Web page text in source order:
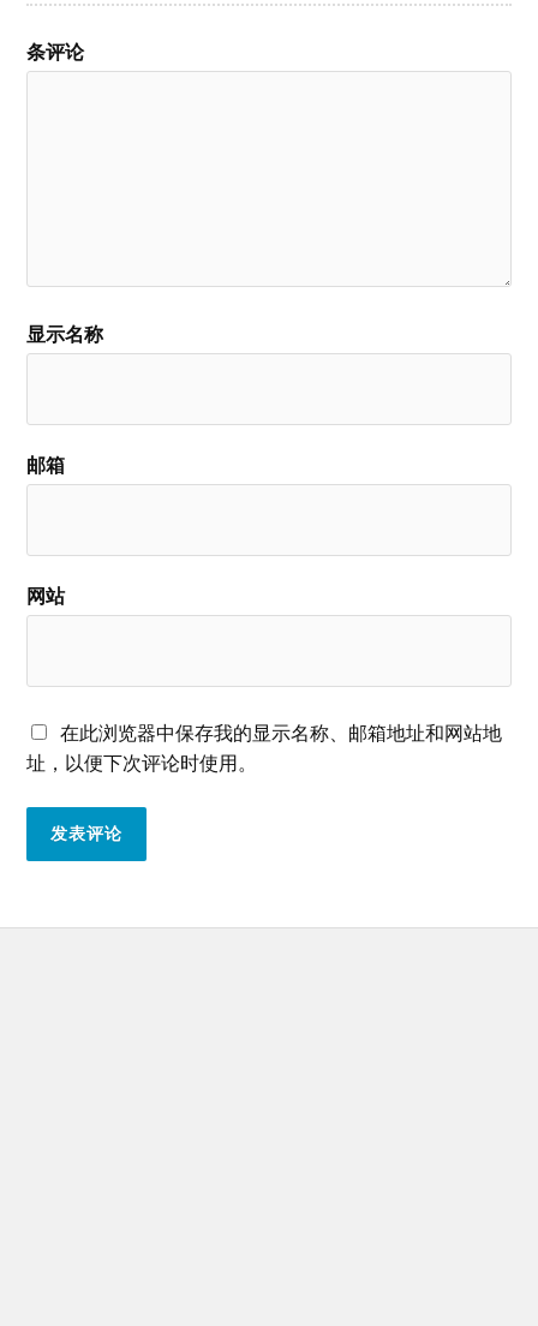
条评论
显示名称
邮箱
网站
在此浏览器中保存我的显示名称、邮箱地址和网站地
址，以便下次评论时使用。